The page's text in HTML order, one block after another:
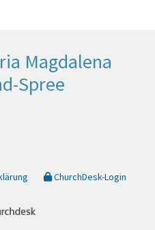
Magdalena
Spree
ChurchDesk-Login